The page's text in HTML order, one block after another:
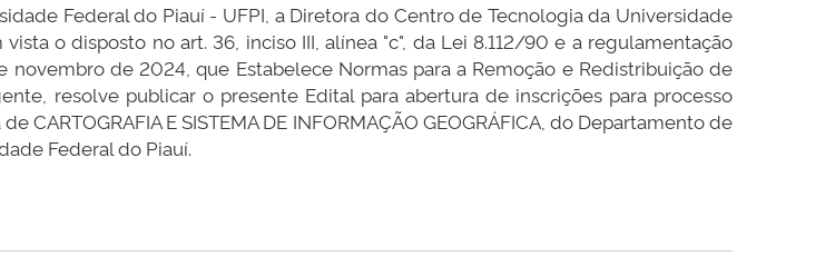
Federal do Piauí - UFPI, a Diretora do Centro de Tecnologia da Universidade
o disposto no art. 36, inciso III, alínea "c", da Lei 8.112/90 e a regulamentação
de 2024, que Estabelece Normas para a Remoção e Redistribuição de
resolve publicar o presente Edital para abertura de inscrições para processo
E SISTEMA DE INFORMAÇÃO GEOGRÁFICA, do Departamento de
Federal do Piauí.